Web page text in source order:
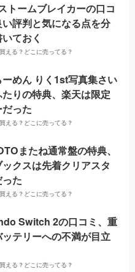
トームブレイカーの口コ
い評判と気になる点を分
ておく
える？どこに売ってる？
めん りく1st写真集さい
たりの特典、楽天は限定
った
える？どこに売ってる？
またね通常盤の特典、
クスは先着クリアスタ
た
える？どこに売ってる？
Switch 2の口コミ、重
ッテリーへの不満が目立
える？どこに売ってる？